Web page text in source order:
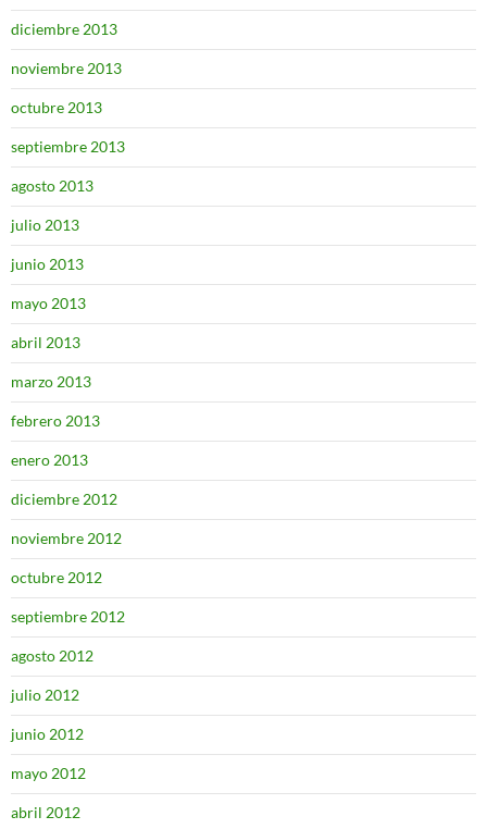
diciembre 2013
noviembre 2013
octubre 2013
septiembre 2013
agosto 2013
julio 2013
junio 2013
mayo 2013
abril 2013
marzo 2013
febrero 2013
enero 2013
diciembre 2012
noviembre 2012
octubre 2012
septiembre 2012
agosto 2012
julio 2012
junio 2012
mayo 2012
abril 2012